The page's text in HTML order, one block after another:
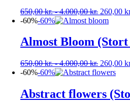
650,00kr.-4.000,00kr. 260,00
-60%-60%
Almost Bloom
650,00kr.-4.000,00kr. 260,00
-60%-60%
Abstract flowers